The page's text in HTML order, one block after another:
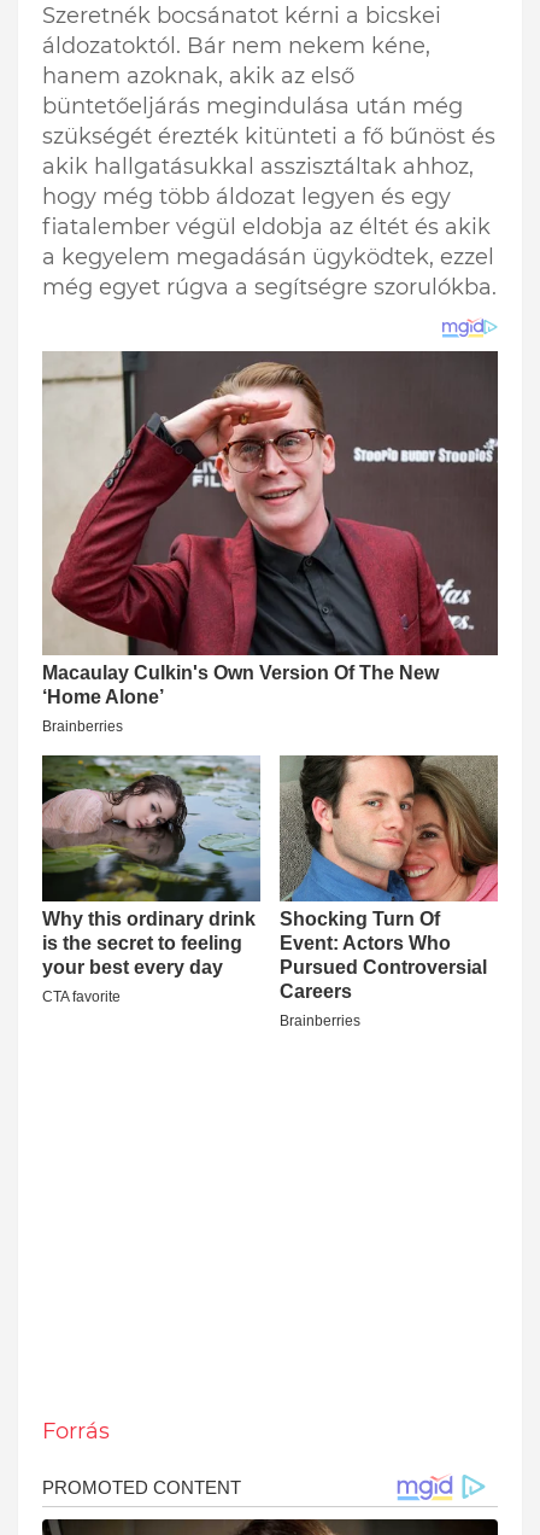
Szeretnék bocsánatot kérni a bicskei
áldozatoktól. Bár nem nekem kéne,
hanem azoknak, akik az első
büntetőeljárás megindulása után még
szükségét érezték kitünteti a fő bűnöst és
akik hallgatásukkal asszisztáltak ahhoz,
hogy még több áldozat legyen és egy
fiatalember végül eldobja az éltét és akik
a kegyelem megadásán ügyködtek, ezzel
még egyet rúgva a segítségre szorulókba.
Forrás